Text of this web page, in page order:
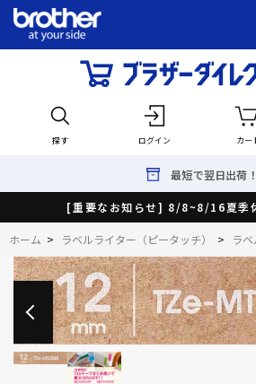
探す ログイン カー
最短で翌日出荷！
[重要なお知らせ] 8/8~8/16夏季
ホーム > ラベルライター（ピータッチ） > ラ